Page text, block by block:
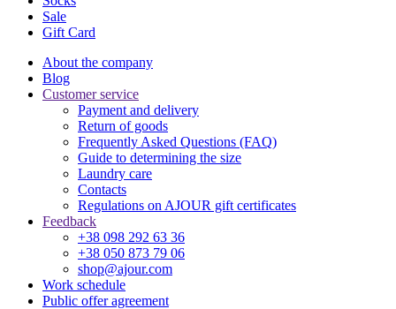
Sale
Gift Card
About the company
Blog
Customer service
Payment and delivery
Return of goods
Frequently Asked Questions (FAQ)
Guide to determining the size
Laundry care
Contacts
Regulations on AJOUR gift certificates
Feedback
+38 098 292 63 36
+38 050 873 79 06
shop@ajour.com
Work schedule
Public offer agreement